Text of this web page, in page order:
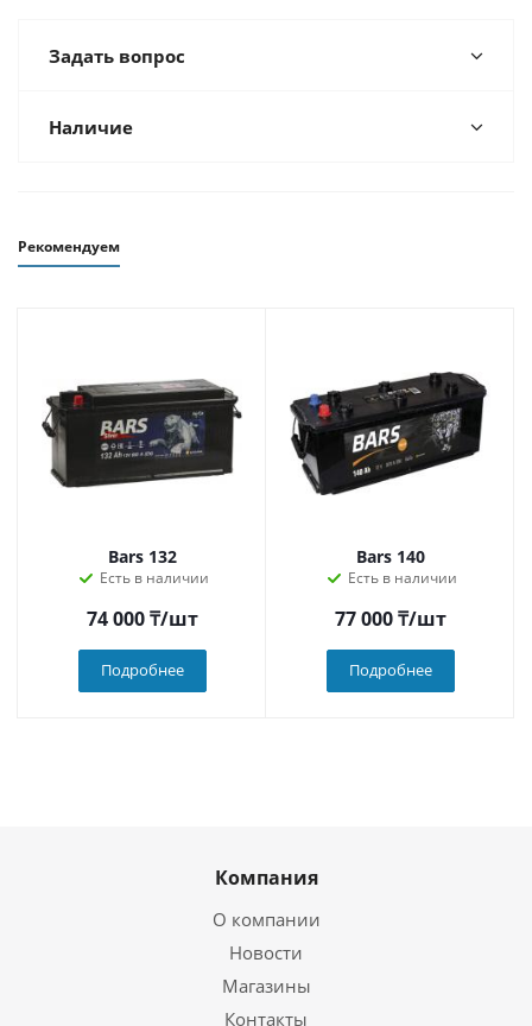
Задать вопрос
Наличие
Рекомендуем
Bars 132
Есть в наличии
74 000₸/шт
Подробнее
Bars 140
Есть в наличии
77 000₸/шт
Подробнее
Компания
О компании
Новости
Магазины
Контакты